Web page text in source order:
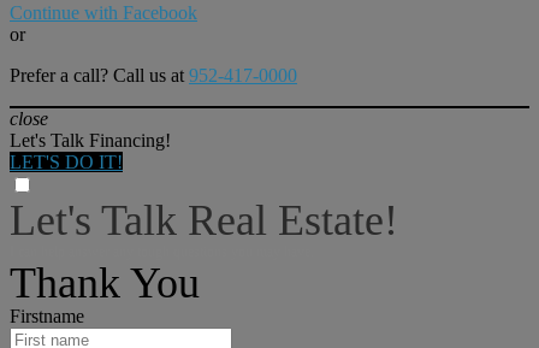
Continue with Facebook
or
Prefer a call? Call us at 952-417-0000
close
Let's Talk Financing!
LET'S DO IT!
Let's Talk Real Estate!
Thank You
Firstname